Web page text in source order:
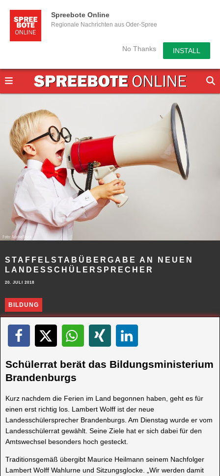
Spreebote Online
Regionale Nachrichten aus Oder-Spree
No Thanks INSTALL
STAFFELSTABÜBERGABE AN NEUEN
LANDESSCHÜLERSPRECHER
20. JULI 2018
BILDUNG
Schülerrat berät das Bildungsministerium
Brandenburgs
Kurz nachdem die Ferien im Land begonnen haben, geht es für
einen erst richtig los. Lambert Wolff ist der neue
Landesschülersprecher Brandenburgs. Am Dienstag wurde er vom
Landesschülerrat gewählt. Seine Ziele hat er sich dabei für den
Amtswechsel besonders hoch gesteckt.
Traditionsgemäß übergibt Maurice Heilmann seinem Nachfolger
Lambert Wolff Wahlurne und Sitzungsglocke. „Wir werden damit